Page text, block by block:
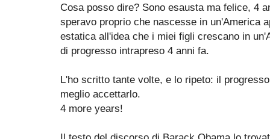
Cosa posso dire? Sono esausta ma felice, 4
speravo proprio che nascesse in un'America
estatica all'idea che i miei figli crescano in
di progresso intrapreso 4 anni fa.
L'ho scritto tante volte, e lo ripeto: il
meglio accettarlo.
4 more years!